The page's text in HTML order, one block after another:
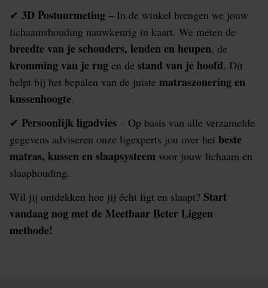
✔ 3D Postuurmeting – In de winkel brengen we jouw
lichaamshouding nauwkeurig in kaart. We meten de
breedte van je schouders, lenden en heupen, de
kromming van je rug en de stand van je hoofd. Dit
helpt bij het bepalen van de juiste matraszonering en
kussenhoogte.
✔ Persoonlijk ligadvies – Op basis van alle verzamelde
gegevens adviseren onze ligexperts jou over het beste
matras, kussen en slaapsysteem voor jouw lichaam en
slaaphouding.
Wil jij ontdekken hoe jij écht ligt en slaapt? Start
vandaag nog met de Meetbaar Beter Liggen
methode!